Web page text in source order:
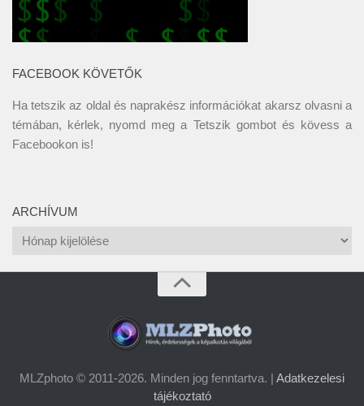
FACEBOOK KÖVETŐK
Ha tetszik az oldal és naprakész információkat akarsz olvasni a
témában, kérlek, nyomd meg a Tetszik gombot és kövess a
Facebookon is!
ARCHÍVUM
Archívum
MLZphoto © 2011-2026. Minden jog fenntartva. | Adatkezelesi
tájékoztató